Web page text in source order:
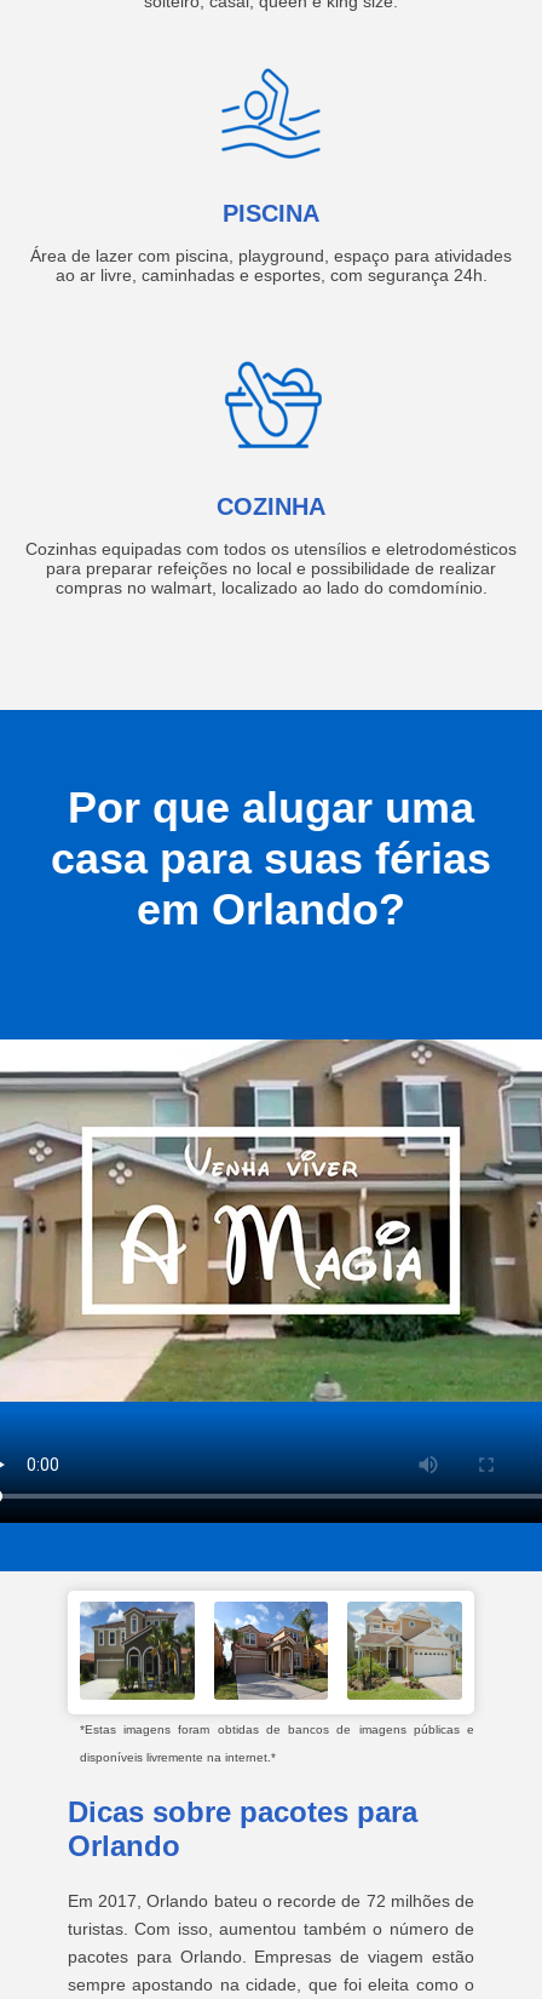
PISCINA
Área de lazer com piscina, playground, espaço para atividades
ao ar livre, caminhadas e esportes, com segurança 24h.
COZINHA
Cozinhas equipadas com todos os utensílios e eletrodomésticos
para preparar refeições no local e possibilidade de realizar
compras no walmart, localizado ao lado do comdomínio.
Por que alugar uma
casa para suas férias
em Orlando?
*Estas imagens foram obtidas de bancos de imagens públicas e
disponíveis livremente na internet.*
Dicas sobre pacotes para
Orlando
Em 2017, Orlando bateu o recorde de 72 milhões de
turistas. Com isso, aumentou também o número de
pacotes para Orlando. Empresas de viagem estão
sempre apostando na cidade, que foi eleita como o